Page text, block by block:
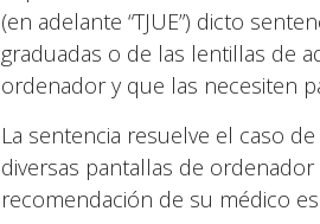
(en adelante “TJUE”) dicto
graduadas o de las lentillas de
ordenador y que las necesiten
La sentencia resuelve el caso
diversas pantallas de
recomendación de su médico